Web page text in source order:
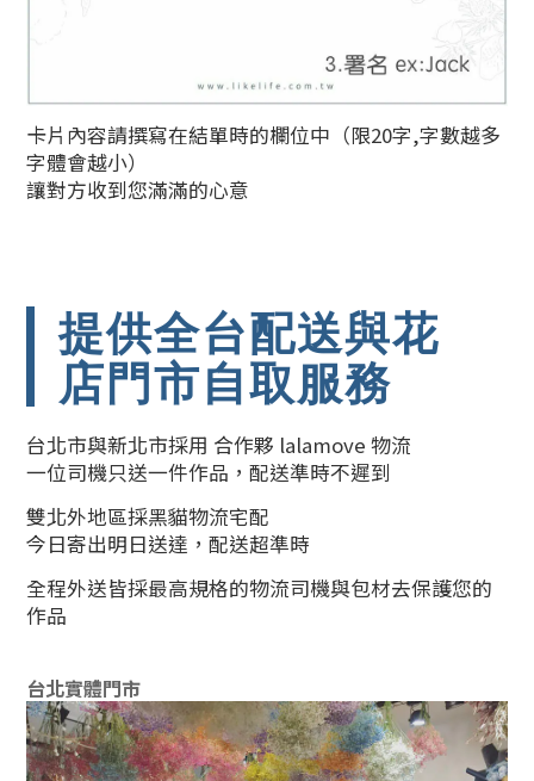
卡片內容請撰寫在結單時的欄位中（限20字,字數越多
字體會越小）
讓對方收到您滿滿的心意
提供全台配送與花
店門市自取服務
台北市與新北市採用 合作夥 lalamove 物流
一位司機只送一件作品，配送準時不遲到
雙北外地區採黑貓物流宅配
今日寄出明日送達，配送超準時
全程外送皆採最高規格的物流司機與包材去保護您的
作品
台北實體門市